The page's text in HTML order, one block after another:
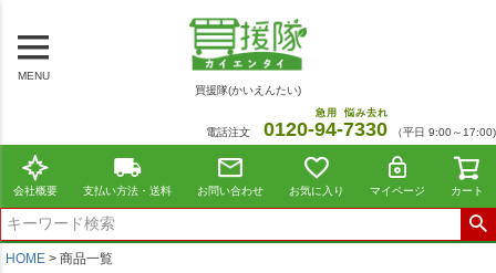
MENU
買援隊(かいえんたい)
電話注文 0120-94
急用
-7330
悩み去れ
（平日 9:00～17:00)
会社概要 支払い方法・送料 お問い合わせ お気に入り マイページ カート
HOME 商品一覧
商品番号/JANコード
在庫なし商品を表示しない
並び順
標準
新着順
価格が安い順